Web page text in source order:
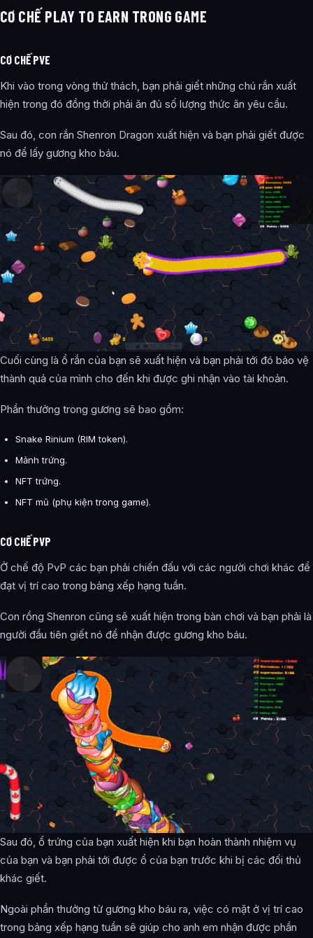
CƠ CHẾ PLAY TO EARN TRONG GAME
CƠ CHẾ PVE
Khi vào trong vòng thử thách, bạn phải giết những chú rắn xuất
hiện trong đó đồng thời phải ăn đủ số lượng thức ăn yêu cầu.
Sau đó, con rắn Shenron Dragon xuất hiện và bạn phải giết được
nó để lấy gương kho báu.
Cuối cùng là ổ rắn của bạn sẽ xuất hiện và bạn phải tới đó bảo vệ
thành quả của mình cho đến khi được ghi nhận vào tài khoản.
Phần thưởng trong gương sẽ bao gồm:
Snake Rinium (RIM token).
Mảnh trứng.
NFT trứng.
NFT mũ (phụ kiện trong game).
CƠ CHẾ PVP
Ở chế độ PvP các bạn phải chiến đấu với các người chơi khác để
đạt vị trí cao trong bảng xếp hạng tuần.
Con rồng Shenron cũng sẽ xuất hiện trong bàn chơi và bạn phải là
người đầu tiên giết nó để nhận được gương kho báu.
Sau đó, ổ trứng của bạn xuất hiện khi bạn hoàn thành nhiệm vụ
của bạn và bạn phải tới được ổ của bạn trước khi bị các đối thủ
khác giết.
Ngoài phần thưởng từ gương kho báu ra, việc có mặt ở vị trí cao
trong bảng xếp hạng tuần sẽ giúp cho anh em nhận được phần